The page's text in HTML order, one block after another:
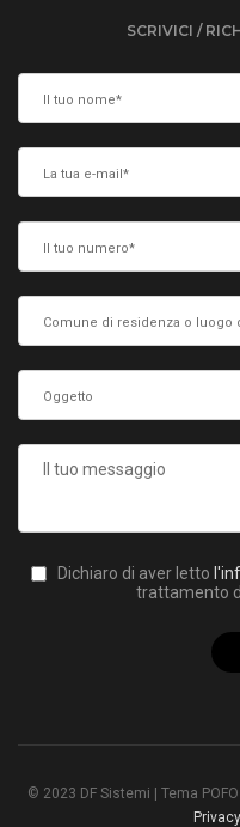
SCRIVICI /
Dichiaro di aver letto
trattamento
© 2023 DF Sistemi | Tema